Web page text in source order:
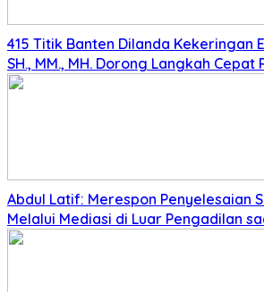
415 Titik Banten Dilanda Kekeringan
SH., MM., MH. Dorong Langkah Cepat
Abdul Latif: Merespon Penyelesaian
Melalui Mediasi di Luar Pengadilan